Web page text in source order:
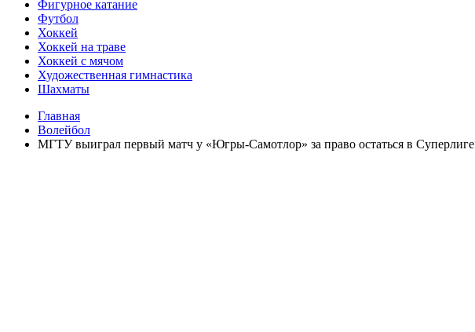
Фигурное катание
Футбол
Хоккей
Хоккей на траве
Хоккей с мячом
Художественная гимнастика
Шахматы
Главная
Волейбол
МГТУ выиграл первый матч у «Югры-Самотлор» за право остаться в Суперлиге